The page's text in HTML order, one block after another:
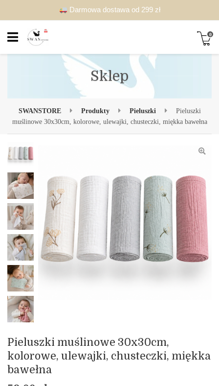
Darmowa dostawa od 299 zł
0
Sklep
SWANSTORE Produkty Pieluszki
Pieluszki
muślinowe 30x30cm, kolorowe, ulewajki, chusteczki, miękka bawełna
Pieluszki muślinowe 30x30cm,
kolorowe, ulewajki, chusteczki, miękka
bawełna